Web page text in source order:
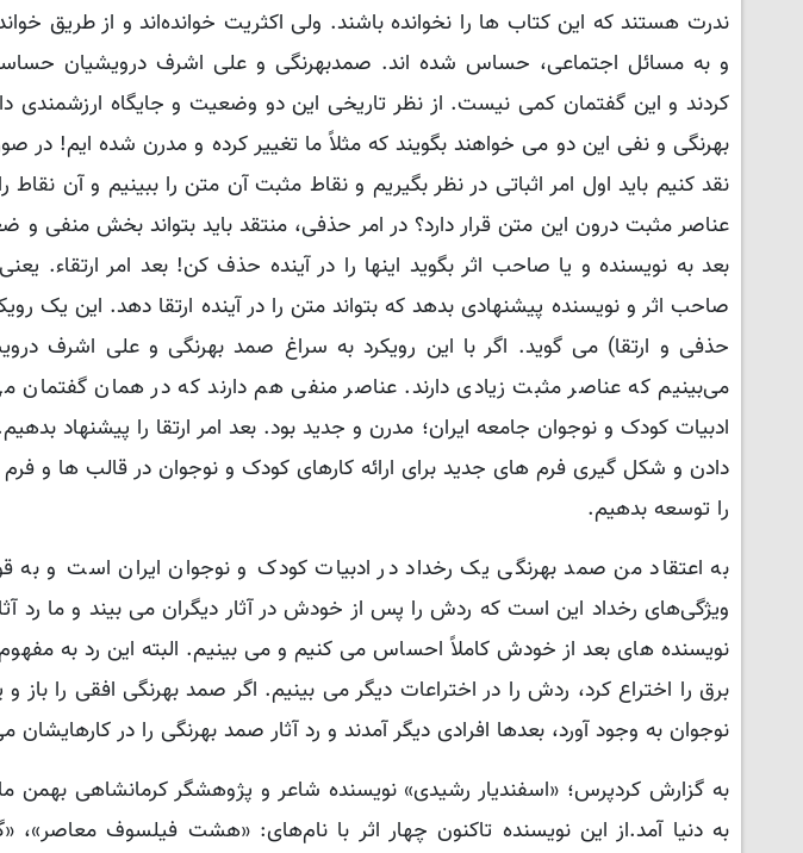
ندرت هستند که این کتاب ها را نخوانده باشند. ولی اکثریت خوانده‌اند و از طریق
و به مسائل اجتماعی، حساس شده اند. صمدبهرنگی و علی اشرف درویشیان
کردند و این گفتمان کمی نیست. از نظر تاریخی این دو وضعیت و جایگاه ارزشمندی
بهرنگی و نفی این دو می خواهند بگویند که مثلاً ما تغییر کرده و مدرن شده ایم!
نقد کنیم باید اول امر اثباتی در نظر بگیریم و نقاط مثبت آن متن را ببینیم و آن
عناصر مثبت درون این متن قرار دارد؟ در امر حذفی، منتقد باید بتواند بخش منفی و
بعد به نویسنده و یا صاحب اثر بگوید اینها را در آینده حذف کن! بعد امر ارتقاء.
صاحب اثر و نویسنده پیشنهادی بدهد که بتواند متن را در آینده ارتقا دهد. این یک
حذفی و ارتقا) می گوید. اگر با این رویکرد به سراغ صمد بهرنگی و علی اشرف
می‌بینیم که عناصر مثبت زیادی دارند. عناصر منفی هم دارند که در همان گفتمان
ادبیات کودک و نوجوان جامعه ایران؛ مدرن و جدید بود. بعد امر ارتقا را پیشنهاد
دادن و شکل گیری فرم های جدید برای ارائه کارهای کودک و نوجوان در قالب ها و
را توسعه بدهیم.
به اعتقاد من صمد بهرنگی یک رخداد در ادبیات کودک و نوجوان ایران است و به
ویژگی‌های رخداد این است که ردش را پس از خودش در آثار دیگران می بیند و ما رد
نویسنده های بعد از خودش کاملاً احساس می کنیم و می بینیم. البته این رد به
برق را اختراع کرد، ردش را در اختراعات دیگر می بینیم. اگر صمد بهرنگی افقی را باز
نوجوان به وجود آورد، بعدها افرادی دیگر آمدند و رد آثار صمد بهرنگی را در کارهایشان
به گزارش کردپرس؛ «اسفندیار رشیدی»
به دنیا آمد.از این نویسنده تاکنون چهار اثر با نام‌های: «هشت فیلسوف معاصر»،